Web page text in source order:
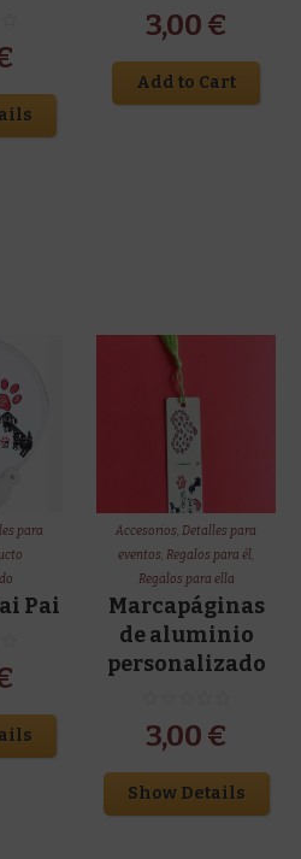
3,00 €
Add to Cart
para
Pai
Accesorios,Detalles para
eventos,Regalos para él,
Regalos para ella
Marcapáginas
de aluminio
personalizado
3,00 €
Show Details